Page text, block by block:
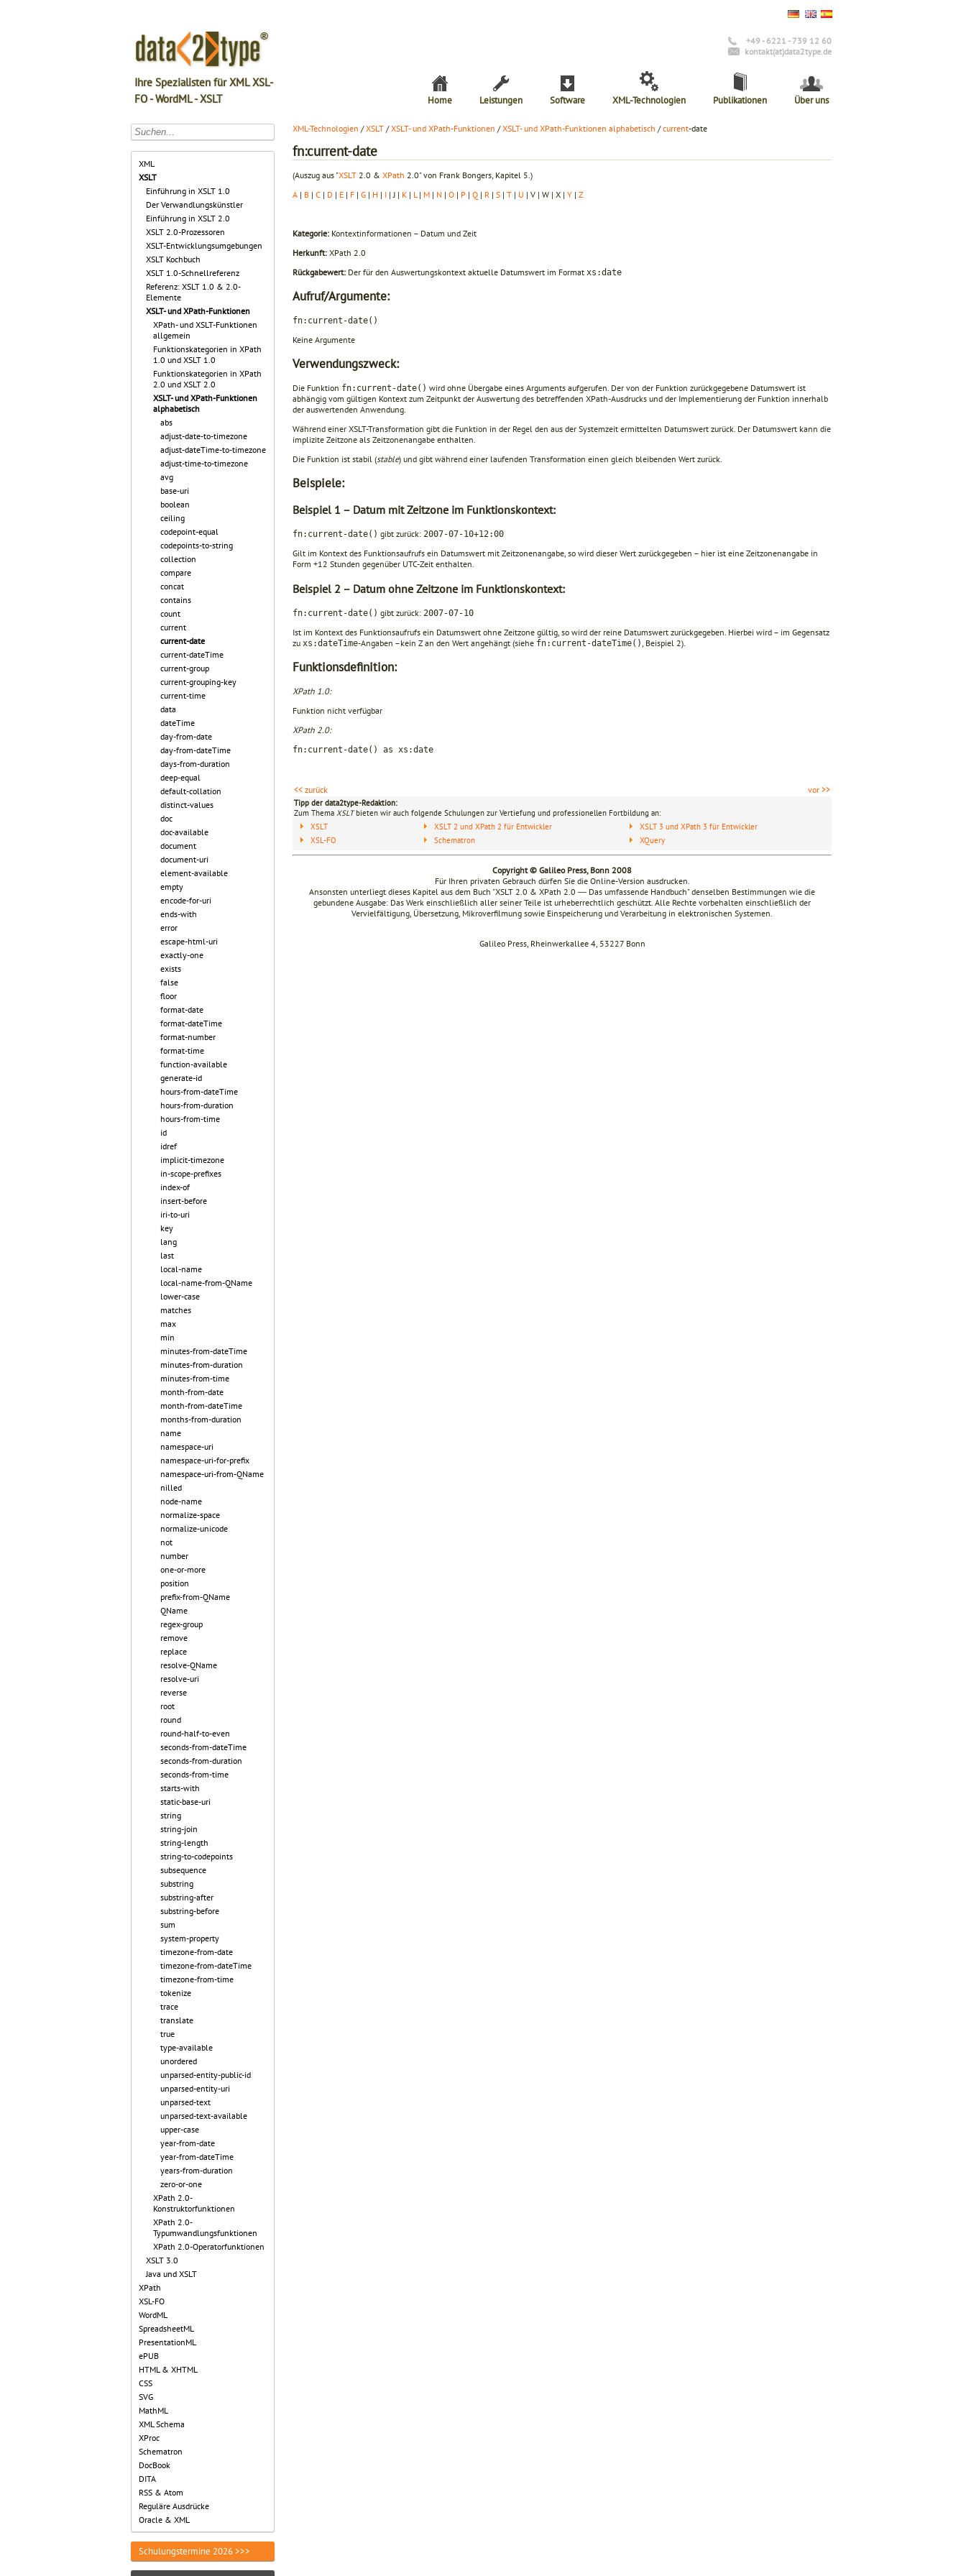
Ihre Spezialisten für XML XSL-
FO - WordML - XSLT
+49 - 6221 - 739 12 60
kontakt(at)data2type.de
Home Leistungen Software XML-Technologien Publikationen Über uns
XML
XSLT
Einführung in XSLT 1.0
Der Verwandlungskünstler
Einführung in XSLT 2.0
XSLT 2.0-Prozessoren
XSLT-Entwicklungsumgebungen
XSLT Kochbuch
XSLT 1.0-Schnellreferenz
Referenz: XSLT 1.0 & 2.0-
Elemente
XSLT- und XPath-Funktionen
XPath- und XSLT-Funktionen
allgemein
Funktionskategorien in XPath
1.0 und XSLT 1.0
Funktionskategorien in XPath
2.0 und XSLT 2.0
XSLT- und XPath-Funktionen
alphabetisch
abs
adjust-date-to-timezone
adjust-dateTime-to-timezone
adjust-time-to-timezone
avg
base-uri
boolean
ceiling
codepoint-equal
codepoints-to-string
collection
compare
concat
contains
count
current
current-date
current-dateTime
current-group
current-grouping-key
current-time
data
dateTime
day-from-date
day-from-dateTime
days-from-duration
deep-equal
default-collation
distinct-values
doc
doc-available
document
document-uri
element-available
empty
encode-for-uri
ends-with
error
escape-html-uri
exactly-one
exists
false
floor
format-date
format-dateTime
format-number
format-time
function-available
generate-id
hours-from-dateTime
hours-from-duration
hours-from-time
id
idref
implicit-timezone
in-scope-prefixes
index-of
insert-before
iri-to-uri
key
lang
last
local-name
local-name-from-QName
lower-case
matches
max
min
minutes-from-dateTime
minutes-from-duration
minutes-from-time
month-from-date
month-from-dateTime
months-from-duration
name
namespace-uri
namespace-uri-for-prefix
namespace-uri-from-QName
nilled
node-name
normalize-space
normalize-unicode
not
number
one-or-more
position
prefix-from-QName
QName
regex-group
remove
replace
resolve-QName
resolve-uri
reverse
root
round
round-half-to-even
seconds-from-dateTime
seconds-from-duration
seconds-from-time
starts-with
static-base-uri
string
string-join
string-length
string-to-codepoints
subsequence
substring
substring-after
substring-before
sum
system-property
timezone-from-date
timezone-from-dateTime
timezone-from-time
tokenize
trace
translate
true
type-available
unordered
unparsed-entity-public-id
unparsed-entity-uri
unparsed-text
unparsed-text-available
upper-case
year-from-date
year-from-dateTime
years-from-duration
zero-or-one
XPath 2.0-
Konstruktorfunktionen
XPath 2.0-
Typumwandlungsfunktionen
XPath 2.0-Operatorfunktionen
XSLT 3.0
Java und XSLT
XPath
XSL-FO
WordML
SpreadsheetML
PresentationML
ePUB
HTML & XHTML
CSS
SVG
MathML
XML Schema
XProc
Schematron
DocBook
DITA
RSS & Atom
Reguläre Ausdrücke
Oracle & XML
Schulungstermine 2026 >>>
XML-Technologien /XSLT /XSLT- und XPath-Funktionen /XSLT- und XPath-Funktionen alphabetisch /current-date
fn:current-date
(Auszug aus "XSLT 2.0 & XPath 2.0" von Frank Bongers, Kapitel 5.)
A | B | C | D | E | F | G | H | I | J | K | L | M | N | O | P | Q | R | S | T | U | V | W | X | Y | Z
Kategorie: Kontextinformationen – Datum und Zeit
Herkunft: XPath 2.0
Rückgabewert: Der für den Auswertungskontext aktuelle Datumswert im For­mat xs:date
Aufruf/Argumente:
fn:current-date()
Keine Argumente
Verwendungszweck:
Die Funktion fn:current-date() wird ohne Übergabe eines Arguments aufgerufen. Der von der Funktion zurückgegebene Datumswert ist
abhängig vom gültigen Kontext zum Zeitpunkt der Auswertung des betreffenden XPath-Ausdrucks und der Implementierung der Funktion innerhalb
der auswertenden Anwendung.
Während einer XSLT-Transformation gibt die Funktion in der Regel den aus der Systemzeit ermittelten Datumswert zurück. Der Datumswert kann die
implizite Zeitzone als Zeitzonenangabe enthalten.
Die Funktion ist stabil (stable) und gibt während einer laufenden Transforma­tion einen gleich bleibenden Wert zurück.
Beispiele:
Beispiel 1 – Datum mit Zeitzone im Funktionskontext:
fn:current-date() gibt zurück: 2007-07-10+12:00
Gilt im Kontext des Funktionsaufrufs ein Datumswert mit Zeitzonenangabe, so wird dieser Wert zurückgegeben – hier ist eine Zeitzonenangabe in
Form +12 Stunden gegenüber UTC-Zeit enthalten.
Beispiel 2 – Datum ohne Zeitzone im Funktionskontext:
fn:current-date() gibt zurück: 2007-07-10
Ist im Kontext des Funktionsaufrufs ein Datumswert ohne Zeitzone gültig, so wird der reine Datumswert zurückgegeben. Hierbei wird – im Gegensatz
zu xs:dateTime-Angaben –kein Z an den Wert angehängt (siehe fn:current-dateTime() , Beispiel 2).
Funktionsdefinition:
XPath 1.0:
Funktion nicht verfügbar
XPath 2.0:
fn:current-date() as xs:date
<< zurück vor >>
Tipp der data2type-Redaktion:
Zum Thema XSLTbieten wir auch folgende Schulungen zur Vertiefung und professionellen Fortbildung an:
XSLT
XSL-FO
XSLT 2 und XPath 2 für Entwickler
Schematron
XSLT 3 und XPath 3 für Entwickler
XQuery
Copyright © Galileo Press, Bonn 2008
Für Ihren privaten Gebrauch dürfen Sie die Online-Version ausdrucken.
Ansonsten unterliegt dieses Kapitel aus dem Buch "XSLT 2.0 & XPath 2.0 ― Das umfassende Handbuch" denselben Bestimmungen wie die
gebundene Ausgabe: Das Werk einschließlich aller seiner Teile ist urheberrechtlich geschützt. Alle Rechte vorbehalten einschließlich der
Vervielfältigung, Übersetzung, Mikroverfilmung sowie Einspeicherung und Verarbeitung in elektronischen Systemen.
Galileo Press, Rheinwerkallee 4, 53227 Bonn